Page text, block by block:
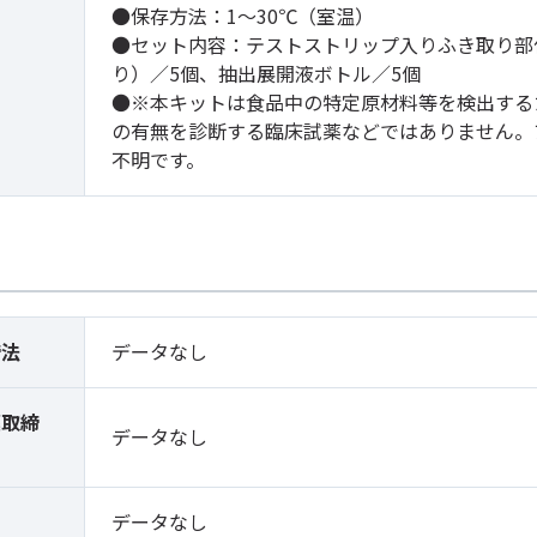
●保存方法：1～30℃（室温）
●セット内容：テストストリップ入りふき取り
り）／5個、抽出展開液ボトル／5個
●※本キットは食品中の特定原材料等を検出す
の有無を診断する臨床試薬などではありません
不明です。
データなし
締 データなし
データなし